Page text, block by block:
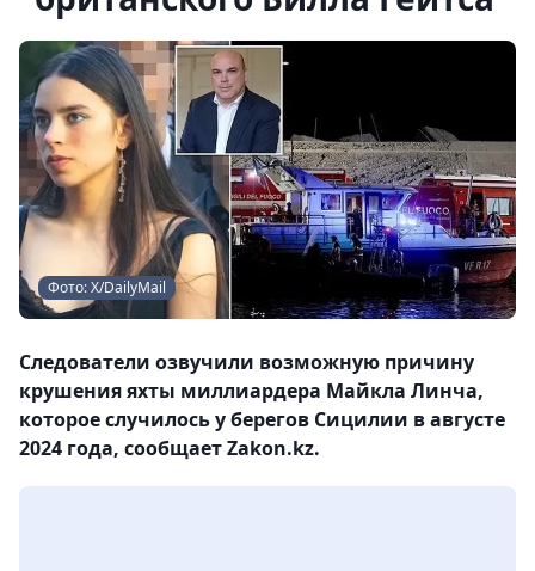
Фото: Х/DailyMail
Следователи озвучили возможную причину
крушения яхты миллиардера Майкла Линча,
которое случилось у берегов Сицилии в августе
2024 года, сообщает Zakon.kz.